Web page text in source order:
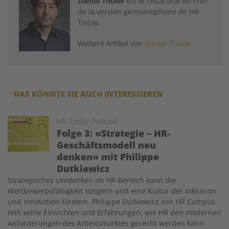
de la version germanophone de HR
Today.
Weitere Artikel von Daniel Thüler
DAS KÖNNTE SIE AUCH INTERESSIEREN
HR Today Podcast
Folge 3: «Strategie – HR-
Geschäftsmodell neu
denken» mit Philippe
Dutkiewicz
Image
Strategisches Umdenken im HR-Bereich kann die
Wettbewerbsfähigkeit steigern und eine Kultur der Inklusion
und Innovation fördern. Philippe Dutkiewicz von HR Campus
teilt seine Einsichten und Erfahrungen, wie HR den modernen
Anforderungen des Arbeitsmarktes gerecht werden kann.